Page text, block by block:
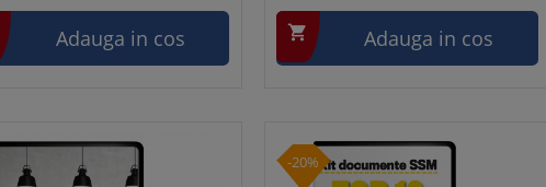
Adauga in cos  Adauga in cos
-20%